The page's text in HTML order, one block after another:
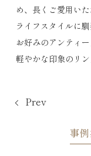
め、長くご愛用い
ライフスタイルに馴
お好みのアンティ
軽やかな印象のリン
Prev
事